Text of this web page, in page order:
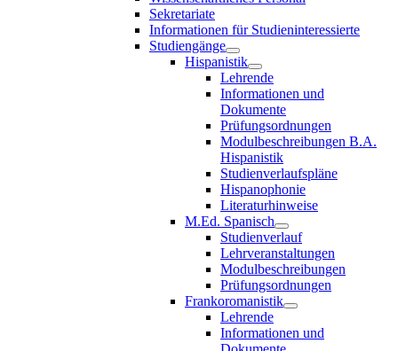
Sekretariate
Informationen für Studieninteressierte
Studiengänge
Hispanistik
Lehrende
Informationen und
Dokumente
Prüfungsordnungen
Modulbeschreibungen B.A.
Hispanistik
Studienverlaufspläne
Hispanophonie
Literaturhinweise
M.Ed. Spanisch
Studienverlauf
Lehrveranstaltungen
Modulbeschreibungen
Prüfungsordnungen
Frankoromanistik
Lehrende
Informationen und